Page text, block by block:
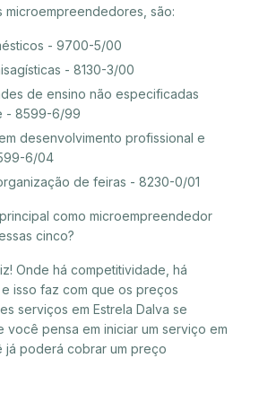
microempreendedores, são:
- 9700-5/00
- 8130-3/00
de ensino não especificadas
- 8599-6/99
desenvolvimento profissional e
6/04
de feiras - 8230-0/01
como microempreendedor
cinco?
Onde há competitividade, há
isso faz com que os preços
serviços em Estrela Dalva se
você pensa em iniciar um serviço em
já poderá cobrar um preço